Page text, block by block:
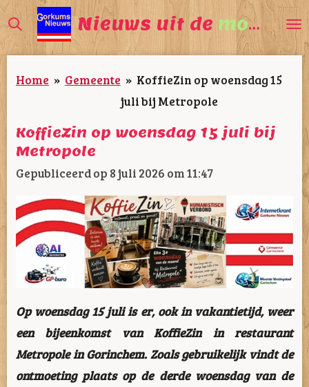
Ga
direct
naar
de
Nieuws uit de mooiste
Home » Gemeente » KoffieZin op woensdag 15
juli bij Metropole
KoffieZin op woensdag 15 juli bij
Metropole
Gepubliceerd op 8 juli 2026 om 11:47
Op woensdag 15 juli is er, ook in vakantietijd, weer
een bijeenkomst van KoffieZin in restaurant
Metropole in Gorinchem. Zoals gebruikelijk vindt de
ontmoeting plaats op de derde woensdag van de